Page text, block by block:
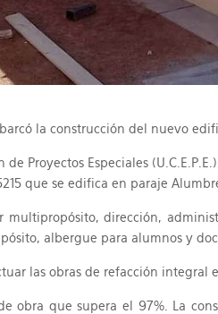
la construcción del nuevo
de Proyectos Especiales
que se edifica en paraje
multipropósito, dirección,
albergue para alumnos y
las obras de refacción integral
obra que supera el 97%. La